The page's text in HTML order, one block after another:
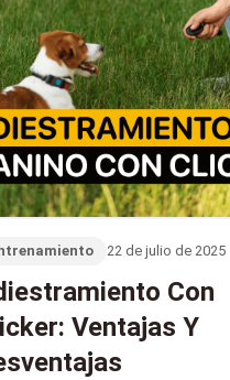
22 de julio de 2025
Con
Ventajas Y